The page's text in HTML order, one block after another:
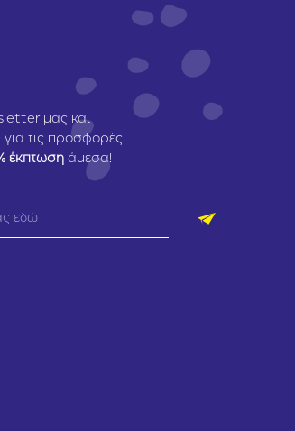
μας και
για τις προσφορές!
έκπτωση άμεσα!